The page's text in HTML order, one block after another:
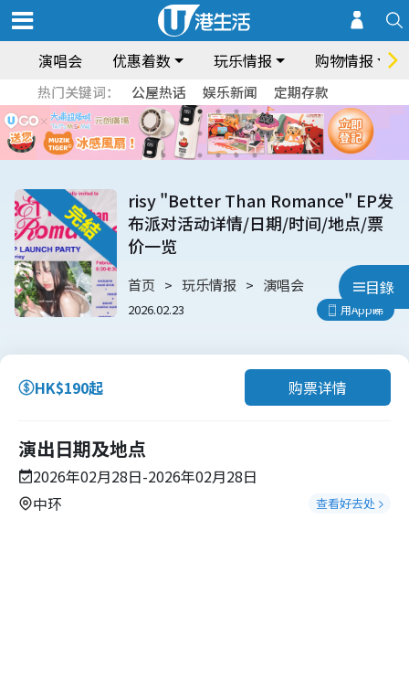
演唱会 优惠着数 玩乐情报 购物情报
热门关键词： 公屋热话 娱乐新闻 定期存款
目錄
risy "Better Than Romance" EP发
布派对活动详情/日期/时间/地点/票
价一览
首页 玩乐情报 演唱会
2026.02.23 用App睇
HK$190起 购票详情
演出日期及地点
2026年02月28日-2026年02月28日
中环
查看好去处